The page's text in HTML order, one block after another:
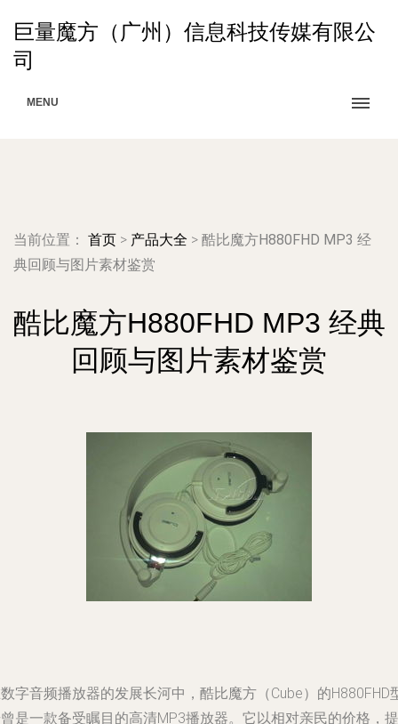
巨量魔方（广州）信息科技传媒有限公
司
MENU
当前位置： 首页 > 产品大全 > 酷比魔方H880FHD MP3 经
典回顾与图片素材鉴赏
酷比魔方H880FHD MP3 经典
回顾与图片素材鉴赏
字音频播放器的发展长河中，酷比魔方（Cube）的H880FHD
是一款备受瞩目的高清MP3播放器。它以相对亲民的价格，提